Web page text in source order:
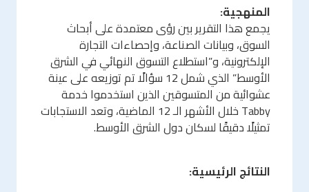
المنهجية:
يجمع هذا التقرير بين رؤى معتمدة على أبحاث
السوق، وبيانات الصناعة، وإحصاءات التجارة
الإلكترونية، و”استطلاع التسوق النهائي في الشرق
الأوسط” الذي شمل 12 سؤالًا تم توزيعه على عينة
عشوائية من المتسوقين الذين استخدموا خدمة
Tabby خلال الأشهر الـ 12 الماضية، وتعد الاستجابات
تمثيلًا دقيقًا لسكان دول الشرق الأوسط.
النتائج الرئيسية: